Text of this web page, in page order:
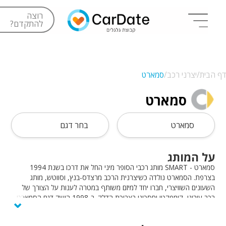
רוצה
להתקדם?
דף הבית/יצרני רכב/סמארט
סמארט
סמארט בחר דגם
על המותג
סמארט - SMART מותג רכבי הסופר מיני החל את דרכו בשנת 1994
בצרפת. הסמארט נולדה כשיצרנית הרכב מרצדס-בנץ, וסווטש, מותג
השעונים השוויצרי, חברו יחד למיזם משותף במטרה לענות על הצורך של
רכב עירוני, קומפקטי וחסכוני בצריכת הדלק. ב-1998 הושק דגם הסמארט
⌄